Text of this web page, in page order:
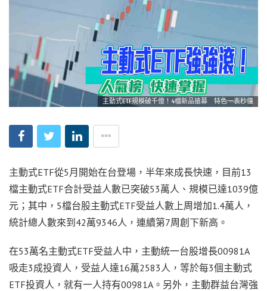
主動式ETF規模破千億！4檔新品搶募 特色一表秒懂
主動式ETF從5月開始在台登場，半年來成長快速，目前13
檔主動式ETF合計受益人數已突破53萬人、規模已達1039億
元；其中，5檔台股主動式ETF受益人數上周增加1.4萬人，
統計總人數來到42萬9346人，連續第7周創下新高。
在53萬名主動式ETF受益人中，主動統一台股增長00981A
吸走3成投資人，受益人達16萬2583人，等於每3個主動式
ETF投資人，就有一人持有00981A。另外，主動群益台灣強